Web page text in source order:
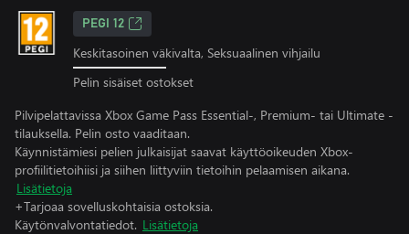
PEGI 12
Keskitasoinen väkivalta, Seksuaalinen vihjailu
Pelin sisäiset ostokset
Pilvipelattavissa Xbox Game Pass Essential-, Premium- tai Ultimate -
tilauksella. Pelin osto vaaditaan.
Käynnistämiesi pelien julkaisijat saavat käyttöoikeuden Xbox-
profiilitietoihiisi ja siihen liittyviin tietoihin pelaamisen aikana.
Lisätietoja
+Tarjoaa sovelluskohtaisia ostoksia.
Käytönvalvontatiedot. Lisätietoja